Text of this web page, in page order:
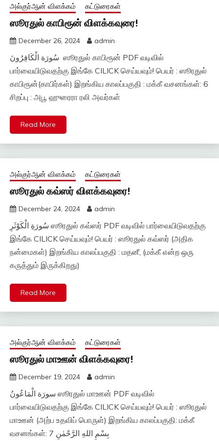
அல்குர்ஆன் விளக்கம் கட்டுரைகள்
ஸூரதுல் காபிரூன் விளக்கவுரை!
December 26, 2024 admin
سُورَة الْكَافِرُونَ ஸூரதுல் காபிரூன் PDF வடிவில்
பார்வையிடுவதற்கு இங்கே CILICK செய்யவும்! பெயர் : ஸூரதுல்
காபிரூன்(காபிர்கள்) இறங்கிய காலப்பகுதி : மக்கீ வசனங்கள்: 6
சிறப்பு : அபூ ஹுரைரா ரலி அவர்கள்
Read More
அல்குர்ஆன் விளக்கம் கட்டுரைகள்
ஸூரதுல் கவ்ஸர் விளக்கவுரை!
December 24, 2024 admin
سُورَةِ الْكَوْثَرِ ஸூரதுல் கவ்ஸர் PDF வடிவில் பார்வையிடுவதற்கு
இங்கே CILICK செய்யவும்! பெயர் : ஸூரதுல் கவ்ஸர் (அதிக
நன்மைகள்) இறங்கிய காலப்பகுதி : மதனீ, (மக்கீ என்ற ஒரு
கருத்தும் இருக்கிறது)
Read More
அல்குர்ஆன் விளக்கம் கட்டுரைகள்
ஸூரதுல் மாஊன் விளக்கவுரை!
December 19, 2024 admin
سورَة الْمَاعُونُ ஸூரதுல் மாஊன் PDF வடிவில்
பார்வையிடுவதற்கு இங்கே CILICK செய்யவும்! பெயர் : ஸூரதுல்
மாஊன் (அற்ப உதவிப் பொருள்) இறங்கிய காலப்பகுதி: மக்கீ
வசனங்கள்: 7 بِسْمِ اللهِ الرَّحْمٰنِ